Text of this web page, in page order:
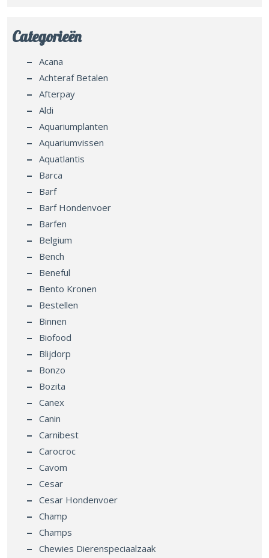
Categorieën
Acana
Achteraf Betalen
Afterpay
Aldi
Aquariumplanten
Aquariumvissen
Aquatlantis
Barca
Barf
Barf Hondenvoer
Barfen
Belgium
Bench
Beneful
Bento Kronen
Bestellen
Binnen
Biofood
Blijdorp
Bonzo
Bozita
Canex
Canin
Carnibest
Carocroc
Cavom
Cesar
Cesar Hondenvoer
Champ
Champs
Chewies Dierenspeciaalzaak